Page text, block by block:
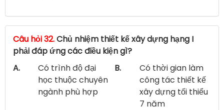
Câu hỏi 32.Chủ nhiệm thiết kế xây dựng hạng I
phải đáp ứng các điều kiện gì?
A.
Có trình độ đại
học thuộc chuyên
ngành phù hợp
B.
Có thời gian làm
công tác thiết kế
xây dựng tối thiểu
7 năm